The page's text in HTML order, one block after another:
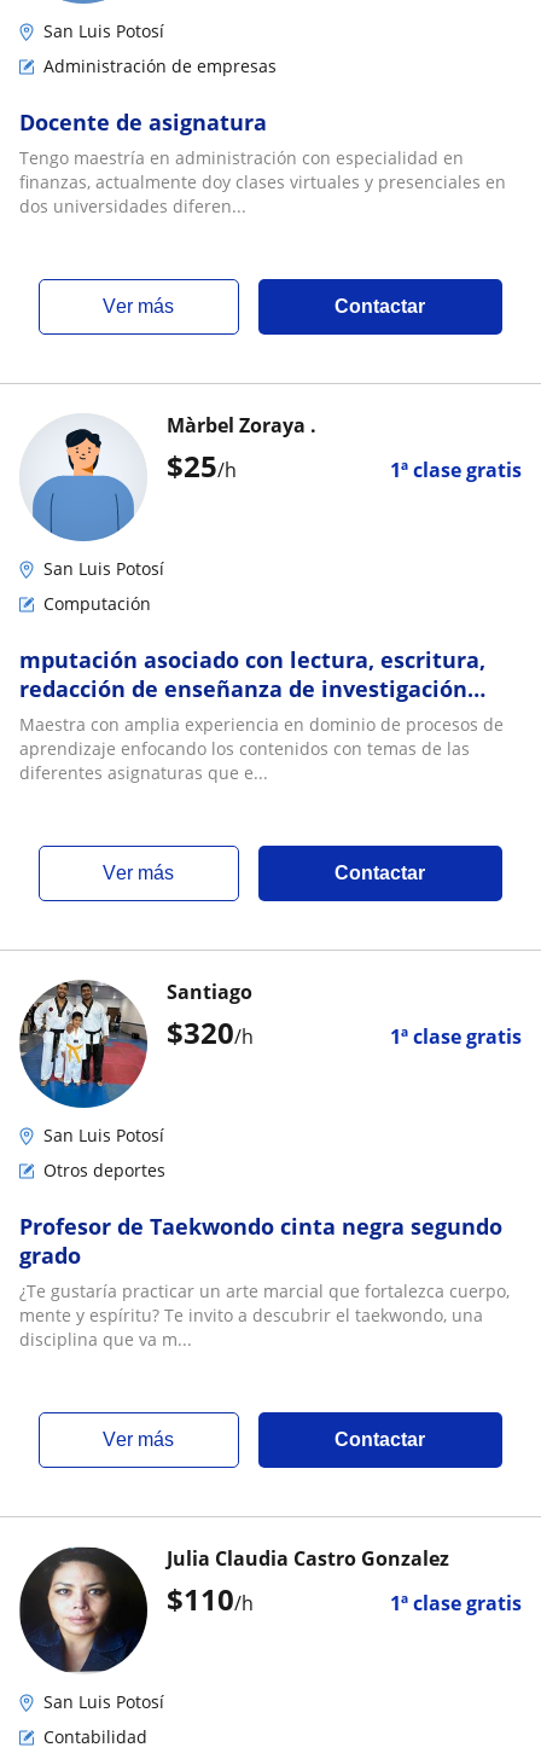
San Luis Potosí
Administración de empresas
Docente de asignatura
Tengo maestría en administración con especialidad en
finanzas, actualmente doy clases virtuales y presenciales en
dos universidades diferen...
ver más Contactar
$25/h 1ª clase gratis
Màrbel Zoraya .
San Luis Potosí
Computación
mputación asociado con lectura, escritura,
redacción de enseñanza de investigación
escolar
Maestra con amplia experiencia en dominio de procesos de
aprendizaje enfocando los contenidos con temas de las
diferentes asignaturas que e...
ver más Contactar
$320/h 1ª clase gratis
Santiago
San Luis Potosí
Otros deportes
Profesor de Taekwondo cinta negra segundo
grado
¿Te gustaría practicar un arte marcial que fortalezca cuerpo,
mente y espíritu? Te invito a descubrir el taekwondo, una
disciplina que va m...
ver más Contactar
$110/h 1ª clase gratis
Julia Claudia Castro Gonzalez
San Luis Potosí
Contabilidad